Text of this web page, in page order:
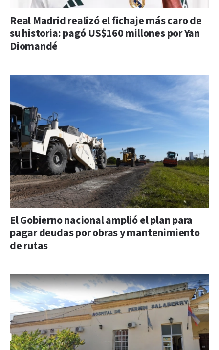
Real Madrid realizó el fichaje más caro de
su historia: pagó US$160 millones por Yan
Diomandé
El Gobierno nacional amplió el plan para
pagar deudas por obras y mantenimiento
de rutas